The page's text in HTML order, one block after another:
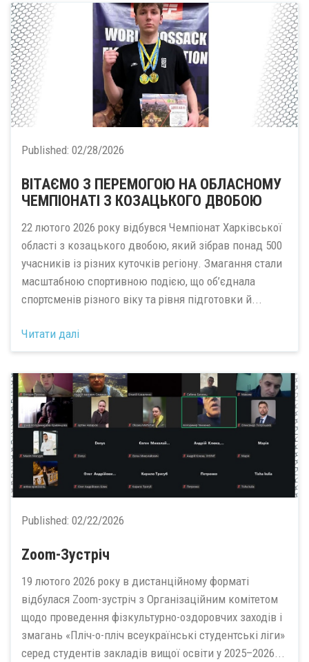
Published: 02/28/2026
ВІТАЄМО З ПЕРЕМОГОЮ НА ОБЛАСНОМУ
ЧЕМПІОНАТІ З КОЗАЦЬКОГО ДВОБОЮ
22 лютого 2026 року відбувся Чемпіонат Харківської
області з козацького двобою, який зібрав понад 500
учасників із різних куточків регіону. Змагання стали
масштабною спортивною подією, що об’єднала
спортсменів різного віку та рівня підготовки й...
Читати далі
Published: 02/22/2026
Zoom-Зустріч
19 лютого 2026 року в дистанційному форматі
відбулася Zoom-зустріч з Організаційним комітетом
щодо проведення фізкультурно-оздоровчих заходів і
змагань «Пліч-о-пліч всеукраїнські студентські ліги»
серед студентів закладів вищої освіти у 2025–2026...